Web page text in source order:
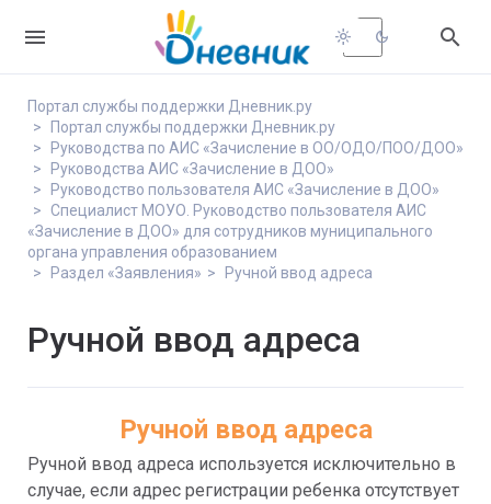
 light_mode dark_mode 
Портал службы поддержки Дневник.ру
Портал службы поддержки Дневник.ру
Руководства по АИС «Зачисление в ОО/ОДО/ПОО/ДОО»
Руководства АИС «Зачисление в ДОО»
Руководство пользователя АИС «Зачисление в ДОО»
Специалист МОУО. Руководство пользователя АИС
«Зачисление в ДОО» для сотрудников муниципального
органа управления образованием
Раздел «Заявления»
Ручной ввод адреса
Ручной ввод адреса
Ручной ввод адреса
Ручной ввод адреса используется исключительно в
случае, если адрес регистрации ребенка отсутствует